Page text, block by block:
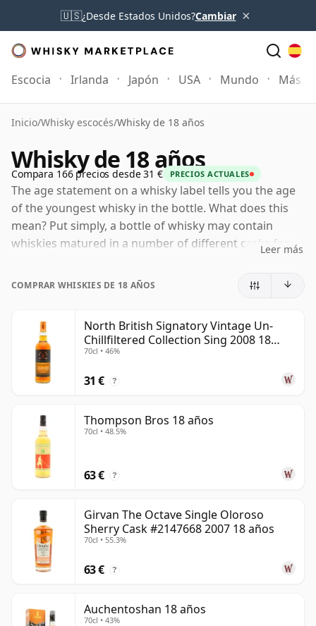
🇺🇸¿Desde Estados Unidos?Cambiar ×
Escocia Irlanda Japón USA Mundo Más
Inicio/Whisky escocés/Whisky de 18 años
Whisky de 18 años
Compara 166 precios desde 31 € PRECIOS ACTUALES
The age statement on a whisky label tells you the age
of the youngest whisky in the bottle. What does this
mean? Put simply, a bottle of whisky may contain
whiskies matured in a number of different casks for
whisky is 18 Years Old (or dieciocho Years Old) then,
than 18 years.
Once a whisky is bottled it ceases its maturation,
unlike wine which continues to age in the bottle, so
considered 18 forever.
Leer más
COMPRAR WHISKIES DE 18 AÑOS
North British Signatory Vintage Un-
Chillfiltered Collection Sing 2008 18
años
70cl • 46%
31 € ?
Thompson Bros 18 años
70cl • 48.5%
63 € ?
Girvan The Octave Single Oloroso
Sherry Cask #2147668 2007 18 años
70cl • 55.3%
63 € ?
Auchentoshan 18 años
70cl • 43%